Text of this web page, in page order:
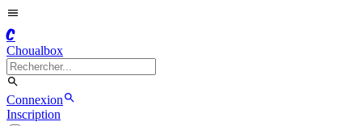
C
Choualbox
Connexion
Inscription